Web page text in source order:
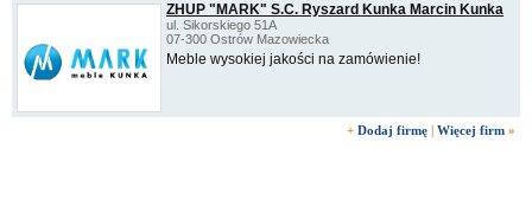
ZHUP "MARK" S.C. Ryszard Kunka Marcin Kunka
ul. Sikorskiego 51A
07-300 Ostrów Mazowiecka
Meble wysokiej jakości na zamówienie!
+ Dodaj firmę | Więcej firm »